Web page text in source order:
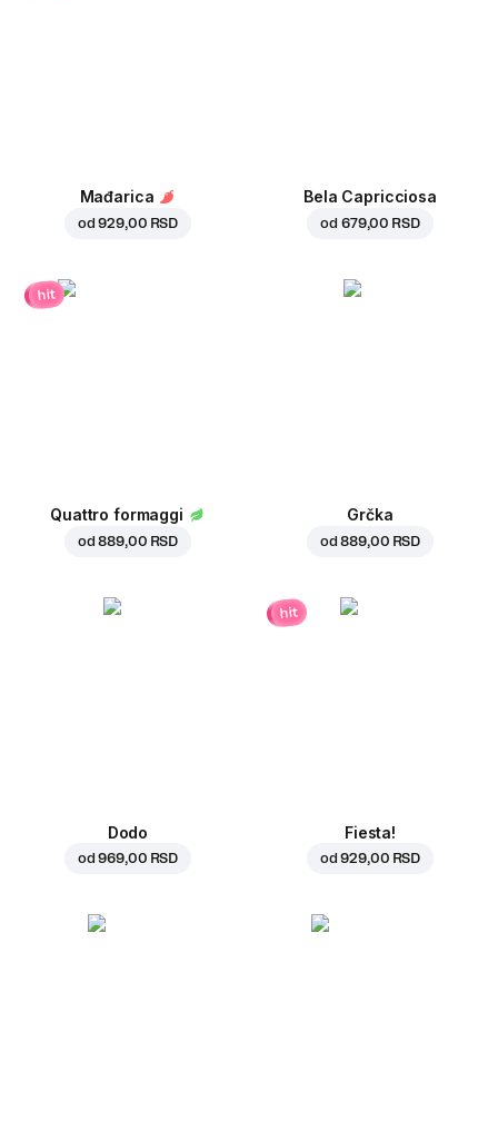
Mađarica
od929,00 RSD
Bela Capricciosa
od 679,00 RSD
hit
Quattro formaggi
od889,00 RSD
Grčka
od889,00 RSD
Dodo
od969,00 RSD
hit
Fiesta!
od929,00 RSD